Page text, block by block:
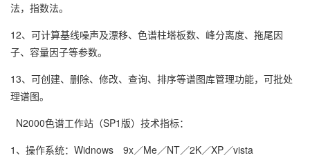
法，指数法。
12、可计算基线噪声及漂移、色谱柱塔板数、峰分离度、拖尾因
子、容量因子等参数。
13、可创建、删除、修改、查询、排序等谱图库管理功能，可批处
理谱图。
N2000色谱工作站（SP1版）技术指标：
1、操作系统：Widnows 9x／Me／NT／2K／XP／vista